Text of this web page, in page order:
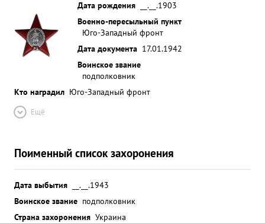
Дата рождения
__.__.1903
Военно-пересыльный пункт
Юго-Западный фронт
Дата документа 17.01.1942
Воинское звание
подполковник
Кто наградил Юго-Западный фронт
Ещё
Поименный список захоронения
Дата выбытия
__.__.1943
Воинское звание подполковник
Страна захоронения Украина